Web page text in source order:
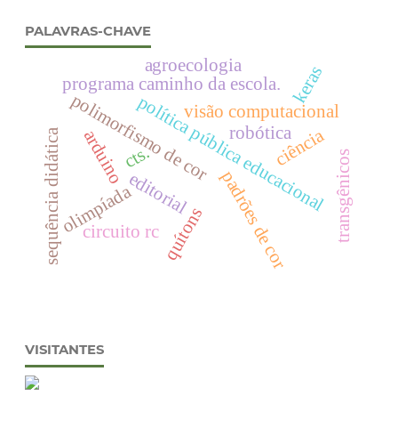
PALAVRAS-CHAVE
editorial
olimpíadapolítica pública educacional
programa caminho da escola.
padrões de cor
polimorfismo de cor
quítons
robótica
visão computacional
keras
sequência didática transgênicos
cts.
agroecologia
ciência
arduino
circuito rc
VISITANTES